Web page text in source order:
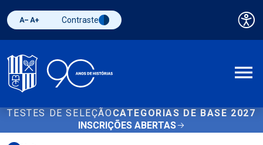
Diminuir fonte
Aumentar fonteAlternar contraste
Contraste
TESTES DE SELEÇÃO CATEGORIAS DE BASE 2027
INSCRIÇÕES ABERTAS